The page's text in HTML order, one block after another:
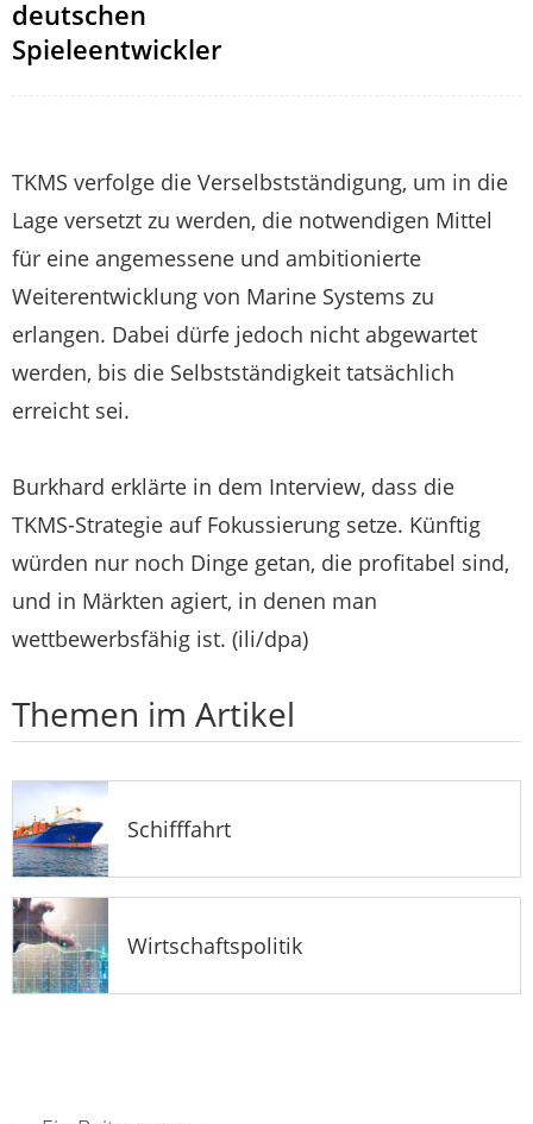
deutschen
Spieleentwickler
TKMS verfolge die Verselbstständigung, um in die
Lage versetzt zu werden, die notwendigen Mittel
für eine angemessene und ambitionierte
Weiterentwicklung von Marine Systems zu
erlangen. Dabei dürfe jedoch nicht abgewartet
werden, bis die Selbstständigkeit tatsächlich
erreicht sei.
Burkhard erklärte in dem Interview, dass die
TKMS-Strategie auf Fokussierung setze. Künftig
würden nur noch Dinge getan, die profitabel sind,
und in Märkten agiert, in denen man
wettbewerbsfähig ist. (ili/dpa)
Themen im Artikel
Schifffahrt
Wirtschaftspolitik